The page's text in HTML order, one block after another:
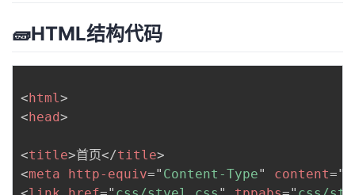
🧱HTML结构代码
<html >
<head>
<title>首页</title>
<meta http-equiv=" Content-Type" content="